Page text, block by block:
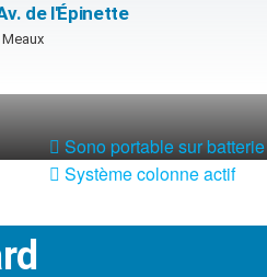
de l'Épinette
Sono portable sur batterie
Système colonne actif